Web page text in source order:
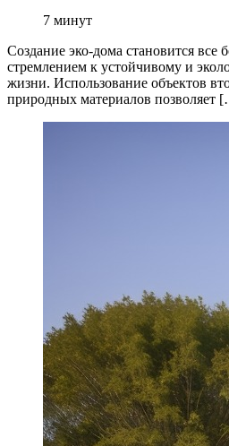
7 минут
Создание эко-дома становится все
стремлением к устойчивому и
жизни. Использование объектов
природных материалов позволяет